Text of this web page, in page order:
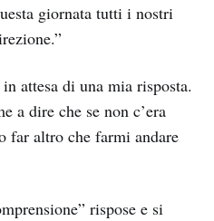
giornata tutti i nostri
attesa di una mia risposta.
a dire che se non c’era
far altro che farmi andare
rispose e si